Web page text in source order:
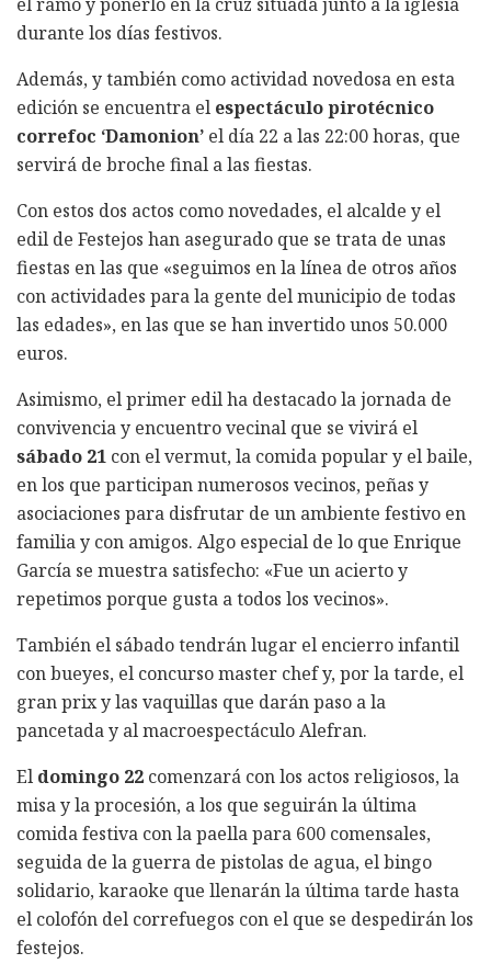
durante los días festivos.
Además, y también como actividad novedosa en esta
edición se encuentra el espectáculo pirotécnico
correfoc ‘Damonion’ el día 22 a las 22:00 horas, que
servirá de broche final a las fiestas.
Con estos dos actos como novedades, el alcalde y el
edil de Festejos han asegurado que se trata de unas
fiestas en las que «seguimos en la línea de otros años
con actividades para la gente del municipio de todas
las edades», en las que se han invertido unos 50.000
euros.
Asimismo, el primer edil ha destacado la jornada de
convivencia y encuentro vecinal que se vivirá el
sábado 21 con el vermut, la comida popular y el baile,
en los que participan numerosos vecinos, peñas y
asociaciones para disfrutar de un ambiente festivo en
familia y con amigos. Algo especial de lo que Enrique
García se muestra satisfecho: «Fue un acierto y
repetimos porque gusta a todos los vecinos».
También el sábado tendrán lugar el encierro infantil
con bueyes, el concurso master chef y, por la tarde, el
gran prix y las vaquillas que darán paso a la
pancetada y al macroespectáculo Alefran.
El domingo 22 comenzará con los actos religiosos, la
misa y la procesión, a los que seguirán la última
comida festiva con la paella para 600 comensales,
seguida de la guerra de pistolas de agua, el bingo
solidario, karaoke que llenarán la última tarde hasta
el colofón del correfuegos con el que se despedirán los
festejos.